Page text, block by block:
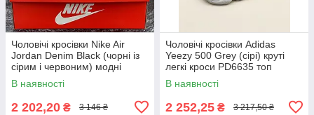
Чоловічі кросівки Nike Air
Jordan Denim Black (чорні із
сірим і червоним) модні
демісезонні кроси PD7043
топ
В наявності
2 202,20 ₴ 3 146 ₴
Чоловічі кросівки Adidas
Yeezy 500 Grey (сірі) круті
легкі кроси PD6635 топ
В наявності
2 252,25 ₴ 3 217,50 ₴